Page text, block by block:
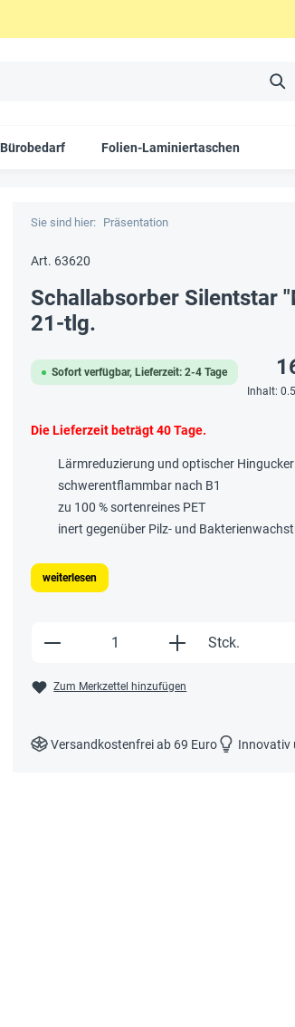
Bürobedarf Folien-Laminiertaschen
Sie sind hier: Präsentation
Art. 63620
Schallabsorber Silentstar
21-tlg.
Sofort verfügbar, Lieferzeit: 2-4 Tage
Inhalt:
Die Lieferzeit beträgt 40 Tage.
Lärmreduzierung und optischer Hingucker
schwerentflammbar nach B1
zu 100 % sortenreines PET
inert gegenüber Pilz- und
weiterlesen
Produkt Anzahl: Gib den
Stck.
Zum Merkzettel hinzufügen
Versandkostenfrei ab 69 Euro Innovativ